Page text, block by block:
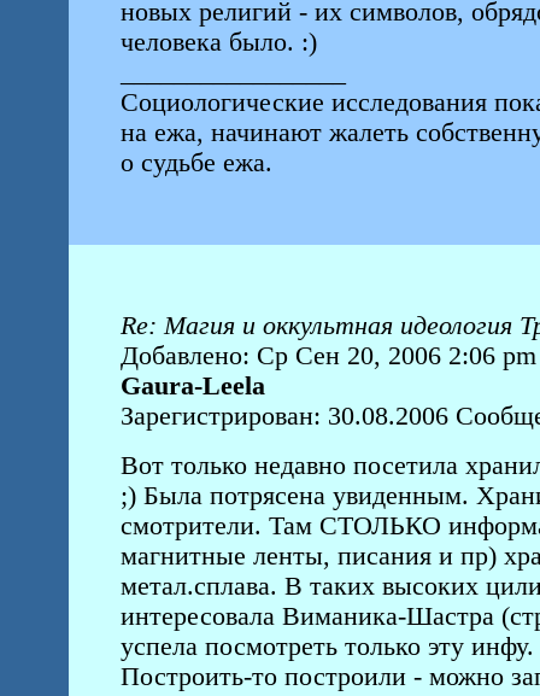
новых религий - их символов,
человека было. :)
Социологические исследования
на ежа, начинают жалеть
о судьбе ежа.
Re: Магия и оккультная идеология
Добавлено: Ср Сен 20, 2006 2:06 pm
Gaura-Leela
Зарегистрирован: 30.08.2006
Вот только недавно посетила
;) Была потрясена увиденным.
смотрители. Там СТОЛЬКО
магнитные ленты, писания и пр)
метал.сплава. В таких высоких
интересовала Виманика-Шастра
успела посмотреть только эту
Построить-то построили - можно